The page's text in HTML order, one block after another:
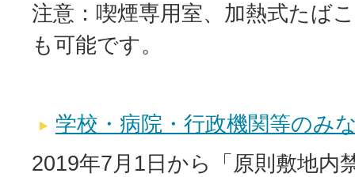
注意：喫煙専用室、加熱式たば
も可能です。
学校・病院・行政機関等のみ
2019年7月1日から「原則敷地内